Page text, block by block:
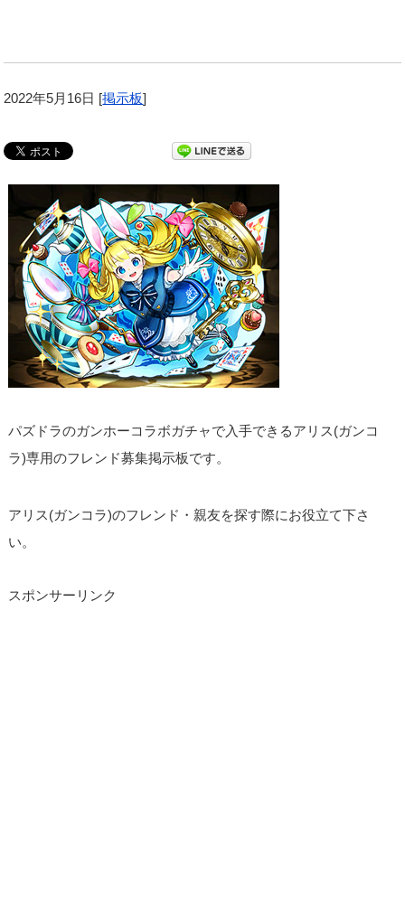
2022年5月16日 [掲示板]
パズドラのガンホーコラボガチャで入手できるアリス(ガンコ
ラ)専用のフレンド募集掲示板です。
アリス(ガンコラ)のフレンド・親友を探す際にお役立て下さ
い。
スポンサーリンク